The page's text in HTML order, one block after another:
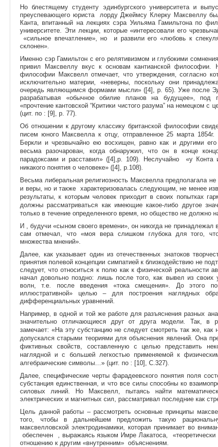
Но блестящему студенту эдинбургского университета и
преуспевающего юриста лорду Джеймсу Клерку Максвеллу
Канта, впитанный на лекциях сэра Уильяма Гамильтона по
университете. Эти лекции, которые «интересовали его
«сильное впечатление», но и развили его «любовь к
склонен».
Именно сэр Гамильтон с его релятивизмом и глубокими
привил Максвеллу вкус к основам кантианской
философии Максвелл отмечает, что утверждения, согласно
исключительно материи, «неверны, поскольку они
очередь являющимся формами мысли» ([4], p. 65). Уже после
разрабатывая «обычное обилие планов на будущее», под
«прочтение кантовской “Критики чистого разума” на немецком
(цит. по : [9], p. 77).
Об отношении к другому классику британской философии
писем юного Максвелла к отцу, отправленное 25 марта
Беркли и чрезвычайно ею восхищен, равно как и другими
весьма разочарован, когда обнаружил, что он в конце
парадоксами и расставил» ([4],p. 109). Неслучайно «у
никакого понятия о человеке» ([4], p.108).
Весьма либеральная религиозность Максвелла предполагала не
и веры, но и также характеризовалась следующим, не менее
результаты, к которым человек приходит в своих попытках
должны рассматриваться как имеющие какое-либо другое
только в течение определенного время, но общество не должно
И , будучи «сыном своего времени», он никогда не принадлежал
сам отмечал, что «моя вера слишком глубока для того,
множества мнений».
Далее, как указывает один из отечественных знатоков
принятия полевой концепции симпатией к близкодействию не
следует, что относиться к полю как к физической реальности
начал довольно поздно: лишь после того, как вывел из своих
волн, т.е. после введения «тока смещения». До этого
иллюстративной» целью – для построения наглядных
дифференциальных уравнений.
Например, в одной и той же работе для разъяснения разных
значительно отличающиеся друг от друга модели. Так, в
замечает: «На эту субстанцию не следует смотреть так же, как
допускался старыми теориями для объяснения явлений. Она
фиктивных свойств, составленную с целью представить
наглядной и с большей легкостью применяемой к
алгебраические символы…» (цит. по : [10], С.327).
Далее, специфические черты фарадеевского понятия поля
субстанция единственная, и что все силы способны ко
силовых линий. Но Максвелл, пытаясь найти
электрических и магнитных сил, рассматривал последние как
Цель данной работы – рассмотреть основные принципы
того, чтобы в дальнейшем предложить такую
максвелловской электродинамики, которая принимает во
обеспечен , выражаясь языком Имре Лакатоса,
отношению к другим «внутренним» объяснениям.